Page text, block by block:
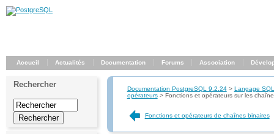
Accueil Actualités Documentation Forums Association
Rechercher Documentation PostgreSQL 9.2.24> Langage SQL
opérateurs> Fonctions et opérateurs sur les
Fonctions et opérateurs de chaînes binaires